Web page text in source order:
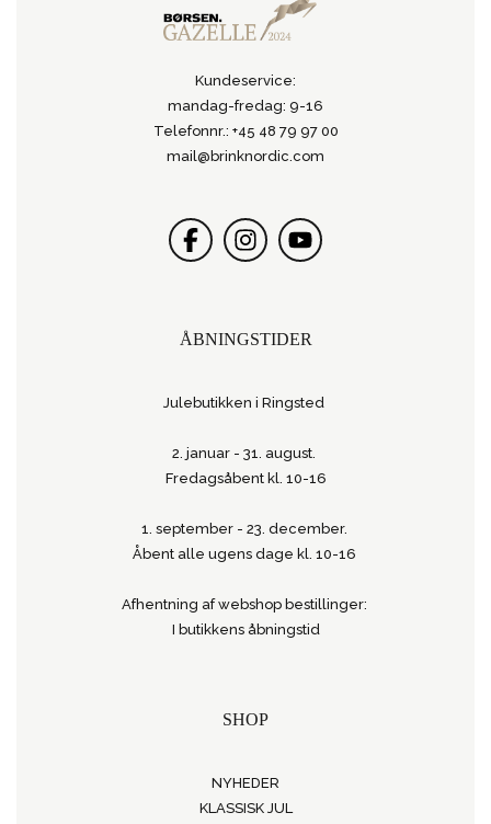
Kundeservice:
mandag-fredag: 9-16
Telefonnr.: +45 48 79 97 00
mail@brinknordic.com
ÅBNINGSTIDER
Julebutikken i Ringsted
2. januar - 31. august.
Fredagsåbent kl. 10-16
1. september - 23. december.
Åbent alle ugens dage kl. 10-16
Afhentning af webshop bestillinger:
I butikkens åbningstid
SHOP
NYHEDER
KLASSISK JUL